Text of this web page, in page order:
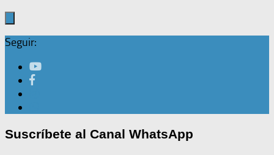
Seguir:
Suscríbete al Canal WhatsApp